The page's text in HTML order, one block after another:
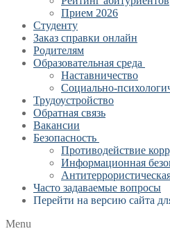
Прием 2026
Студенту
Заказ справки онлайн
Родителям
Образовательная среда
Наставничество
Социально-
Трудоустройство
Обратная связь
Вакансии
Безопасность
Противодействие
Информационная
Часто задаваемые вопросы
Перейти на версию сайта
Menu